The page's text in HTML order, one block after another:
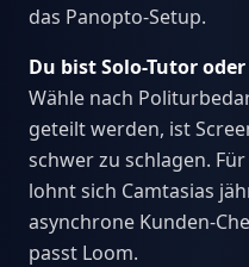
das Panopto-Setup.
Du bist Solo-Tutor
Wähle nach
geteilt werden, ist
schwer zu schlagen.
lohnt sich Camtasias
asynchrone Kunden-
passt Loom.